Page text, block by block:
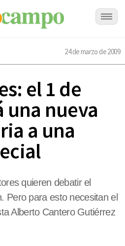
24 de marzo de 2009
el 1 de
una nueva
a una
quieren debatir el
Pero para esto necesitan el
Alberto Cantero Gutiérrez